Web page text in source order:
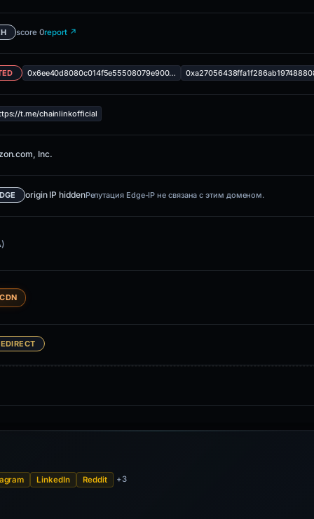
score 0report ↗
0x6ee40d8080c014f5e55508079e900…
t.me/chainlinkofficial
Inc.
origin IP hiddenРепутация Edge-IP не связана с этим доменом.
CDN
LinkedIn Reddit +3